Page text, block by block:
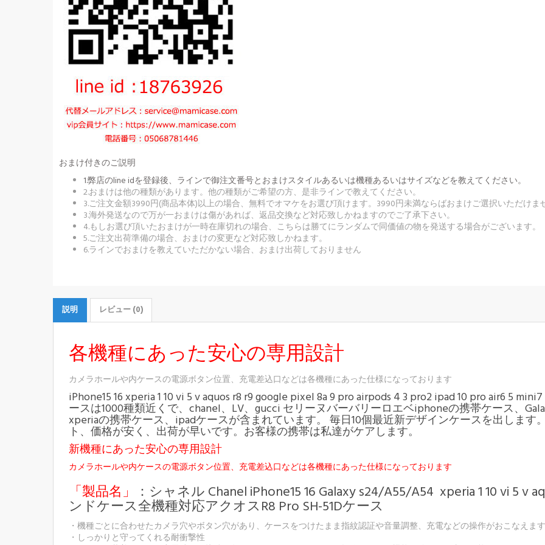
おまけ付きのご説明
1.弊店のline idを登録後、ラインで御注文番号とおまけスタイルあるいは機種あるいはサイズなどを教えてください。
2.おまけは他の種類があります。他の種類がご希望の方、是非ラインで教えてください。
3.ご注文金額3990円(商品本体)以上の場合、無料でオマケをお選び頂けます。3990円未満ならばおまけご選択いただけま
3.海外発送なので万が一おまけは傷があれば、返品交換など対応致しかねますのでご了承下さい。
4.もしお選び頂いたおまけが一時在庫切れの場合、こちらは勝てにランダムで同価値の物を発送する場合がございます。
5.ご注文出荷準備の場合、おまけの変更など対応致しかねます。
6.ラインでおまけを教えていただかない場合、おまけ出荷しておりません
説明 レビュー (0)
各機種にあった安心の専用設計
カメラホールや内ケースの電源ボタン位置、充電差込口などは各機種にあった仕様になっております
iPhone15 16 xperia 1 10 vi 5 v aquos r8 r9 google pixel 8a 9 pro airpods 4 3 pro2 ipad 10 pro air6 5
ースは1000種類近くで、chanel、LV、gucci セリーヌバーバリーロエベiphoneの携帯ケース、
xperiaの携帯ケース、ipadケースが含まれています。 毎日10個最近新デザインケースを出しま
ト、価格が安く、出荷が早いです。お客様の携帯は私達がケアします。
新機種にあった安心の専用設計
カメラホールや内ケースの電源ボタン位置、充電差込口などは各機種にあった仕様になっております
「製品名」 ：シャネル Chanel iPhone15 16 Galaxy s24/A55/A54 xperia 1 10 vi 5
ンドケース全機種対応アクオスR8 Pro SH-51Dケース
・機種ごとに合わせたカメラ穴やボタン穴があり、ケースをつけたまま指紋認証や音量調整、充電などの操作がおこなえま
・しっかりと守ってくれる耐衝撃性